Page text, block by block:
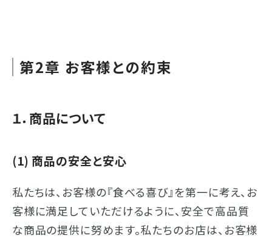
第2章 お客様との約束
１．商品について
(1) 商品の安全と安心
私たちは、お客様の『食べる喜び』を第一に考え、お
客様に満足していただけるように、安全で高品質
な商品の提供に努めます。私たちのお店は、お客様